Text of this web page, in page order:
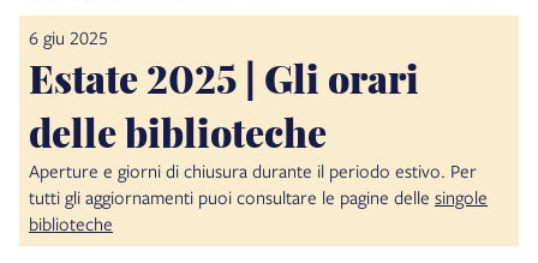
6 giu 2025
Estate 2025 | Gli orari
delle biblioteche
Aperture e giorni di chiusura durante il periodo estivo. Per
tutti gli aggiornamenti puoi consultare le pagine delle singole
biblioteche